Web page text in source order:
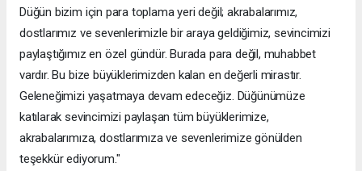
Düğün bizim için para toplama yeri değil; akrabalarımız,
dostlarımız ve sevenlerimizle bir araya geldiğimiz, sevincimizi
paylaştığımız en özel gündür. Burada para değil, muhabbet
vardır. Bu bize büyüklerimizden kalan en değerli mirastır.
Geleneğimizi yaşatmaya devam edeceğiz. Düğünümüze
katılarak sevincimizi paylaşan tüm büyüklerimize,
akrabalarımıza, dostlarımıza ve sevenlerimize gönülden
teşekkür ediyorum."